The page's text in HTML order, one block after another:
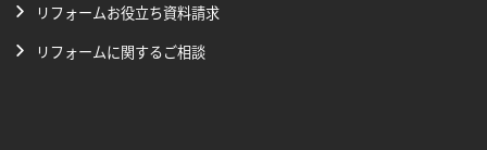
リフォームお役立ち資料請求
リフォームに関するご相談